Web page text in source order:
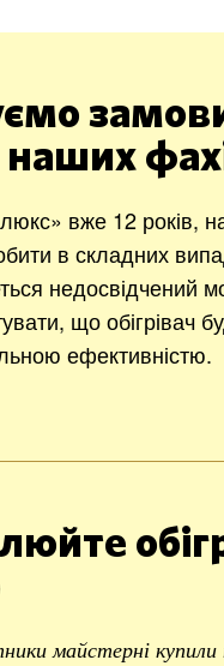
вже 12 років,
в складних
недосвідчений
що обігрівач
ефективністю.
майстерні